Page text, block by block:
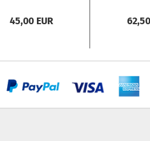
45,00 EUR